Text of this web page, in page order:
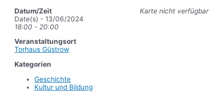
Karte nicht verfügbar
Datum/Zeit
Date(s) - 13/06/2024
18:00 - 20:00
Veranstaltungsort
Torhaus Güstrow
Kategorien
Geschichte
Kultur und Bildung